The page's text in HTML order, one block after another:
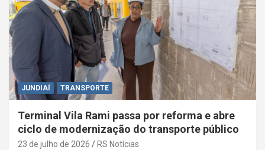
JUNDIAÍ TRANSPORTE
Terminal Vila Rami passa por reforma e abre
ciclo de modernização do transporte público
23 de julho de 2026 RS Notícias